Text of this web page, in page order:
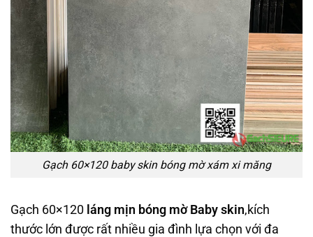
Gạch 60×120 baby skin bóng mờ xám xi măng
Gạch 60×120 láng mịn bóng mờ Baby skin,kích
thước lớn được rất nhiều gia đình lựa chọn với đa